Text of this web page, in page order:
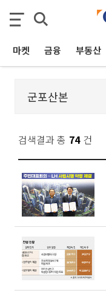
마켓 금융 부동산
검색결과 총 74 건